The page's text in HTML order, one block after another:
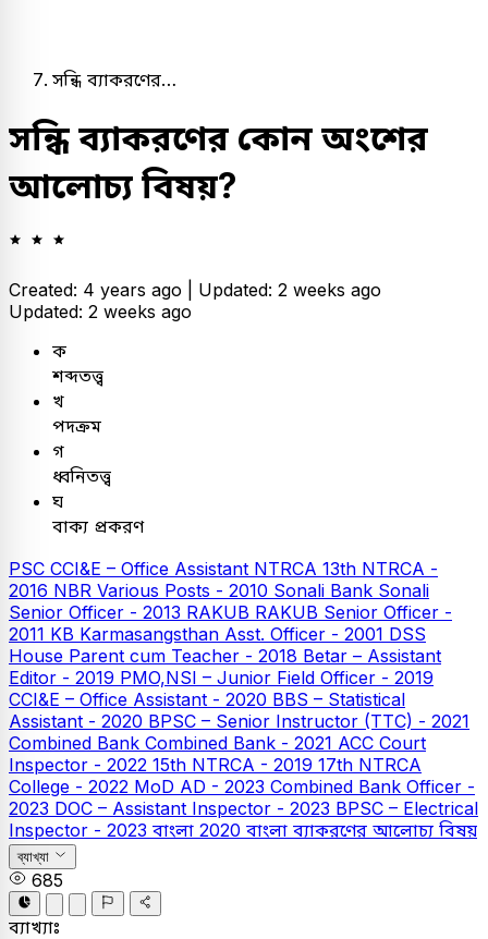
সন্ধি ব্যাকরণের…
সন্ধি ব্যাকরণের কোন অংশের
আলোচ্য বিষয়?
Created: 4 years ago | Updated: 2 weeks ago
Updated: 2 weeks ago
ক
শব্দতত্ত্ব
খ
পদক্রম
গ
ধ্বনিতত্ত্ব
ঘ
বাক্য প্রকরণ
PSC CCI&E – Office Assistant NTRCA 13th NTRCA -
2016 NBR Various Posts - 2010 Sonali Bank Sonali
Senior Officer - 2013 RAKUB RAKUB Senior Officer -
2011 KB Karmasangsthan Asst. Officer - 2001 DSS
House Parent cum Teacher - 2018 Betar – Assistant
Editor - 2019 PMO,NSI – Junior Field Officer - 2019
CCI&E – Office Assistant - 2020 BBS – Statistical
Assistant - 2020 BPSC – Senior Instructor (TTC) - 2021
Combined Bank Combined Bank - 2021 ACC Court
Inspector - 2022 15th NTRCA - 2019 17th NTRCA
College - 2022 MoD AD - 2023 Combined Bank Officer -
2023 DOC – Assistant Inspector - 2023 BPSC – Electrical
Inspector - 2023 বাংলা 2020 বাংলা ব্যাকরণের আলোচ্য বিষয়
ব্যাখ্যা
685
ব্যাখ্যাঃ